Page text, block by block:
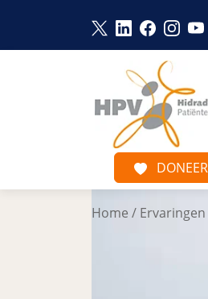
Link opent in
Link opent
Link
DONEER
Home / Ervaringen